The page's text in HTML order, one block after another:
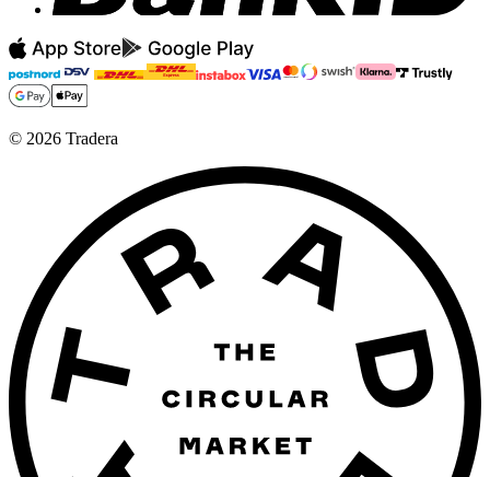
© 2026 Tradera